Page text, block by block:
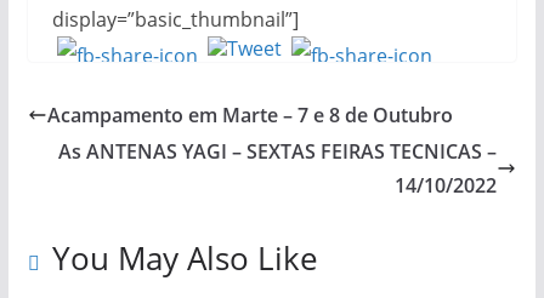
display=”basic_thumbnail”]
Acampamento em Marte – 7 e 8 de Outubro
As ANTENAS YAGI – SEXTAS FEIRAS TECNICAS –
14/10/2022
You May Also Like